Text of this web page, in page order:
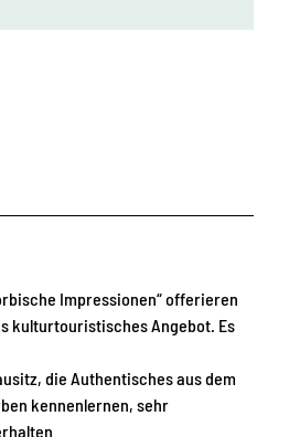
Impressionen“ offerieren
kulturtouristisches Angebot. Es
die Authentisches aus dem
kennenlernen, sehr